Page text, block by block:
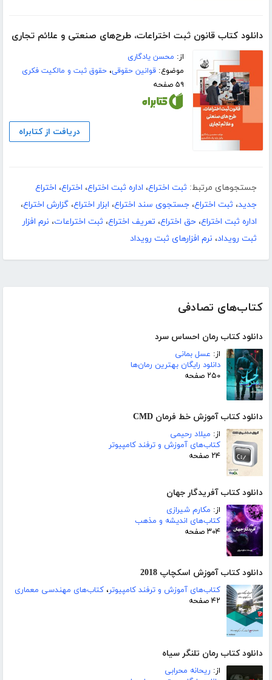
کتاب‌های تصادفی
دانلود کتاب رمان احساس سرد
از: عسل بمانی
دانلود رایگان بهترین رمان‌ها
۲۵۰ صفحه
دانلود کتاب آموزش خط فرمان CMD
از: میلاد رحیمی
کتاب‌های آموزش و ترفند کامپیوتر
۲۴ صفحه
دانلود کتاب آفریدگار جهان
از: مکارم شیرازی
کتاب‌های اندیشه و مذهب
۳۰۴ صفحه
دانلود کتاب آموزش اسکچاپ 2018
کتاب‌های آموزش و ترفند کامپیوتر، کتاب‌های مهندسی معماری
۴۲ صفحه
دانلود کتاب رمان تلنگر سیاه
از: ریحانه محرابی
دانلود کتاب قانون ثبت اختراعات، طرح‌های صنعتی و علائم تجاری
از: محسن یادگاری
موضوع:قوانین حقوقی،حقوق ثبت و مالکیت فکری
۵۹ صفحه
دریافت از کتابراه
جستجوهای مرتبط: ثبت اختراع، اداره ثبت اختراع، اختراع، اختراع
جدید، ثبت اختراع، جستجوی سند اختراع، ابزار اختراع، گزارش اختراع،
اداره ثبت اختراع، حق اختراع، تعریف اختراع، ثبت اختراعات، نرم افزار
ثبت رویداد، نرم افزارهای ثبت رویداد